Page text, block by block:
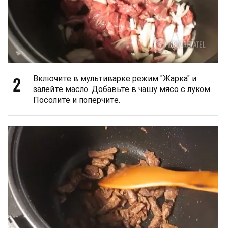
2
Включите в мультиварке режим "Жарка" и
залейте масло. Добавьте в чашу мясо с луком.
Посолите и поперчите.